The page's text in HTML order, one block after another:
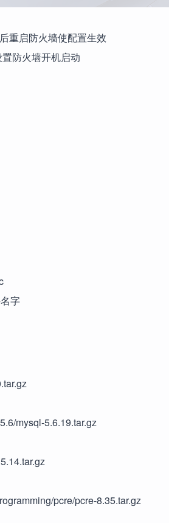
重启防火墙使配置生效
防火墙开机启动
字
mysql-5.6.19.tar.gz
pcre/pcre-8.35.tar.gz